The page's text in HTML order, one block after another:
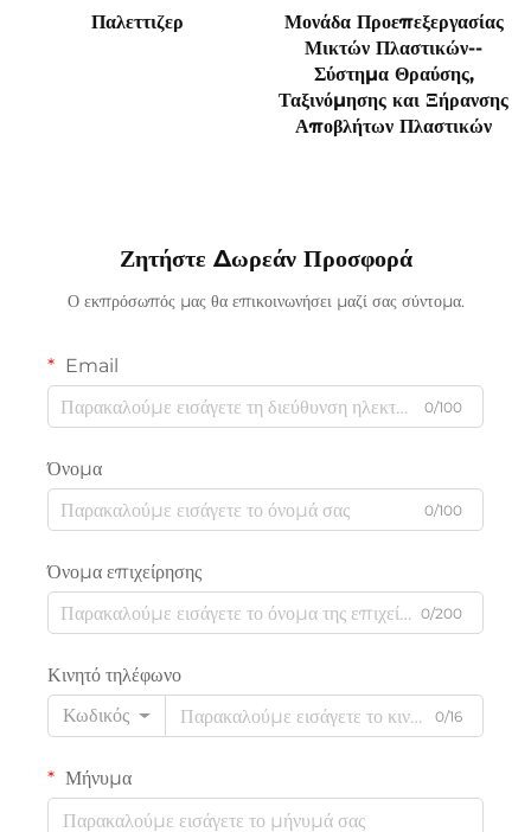
Παλεττιζερ
Μονάδα Προεπεξεργασίας
Μικτών Πλαστικών--
Σύστημα Θραύσης,
Ταξινόμησης και Ξήρανσης
Αποβλήτων Πλαστικών
Ζητήστε Δωρεάν Προσφορά
Ο εκπρόσωπός μας θα επικοινωνήσει μαζί σας σύντομα.
Email
0/100
Όνομα
0/100
Όνομα επιχείρησης
0/200
Κινητό τηλέφωνο
Κωδικός
0/16
Μήνυμα